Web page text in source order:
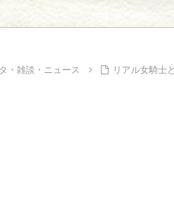
いよな
Powered
・雑談・ニュース
リアル女騎士